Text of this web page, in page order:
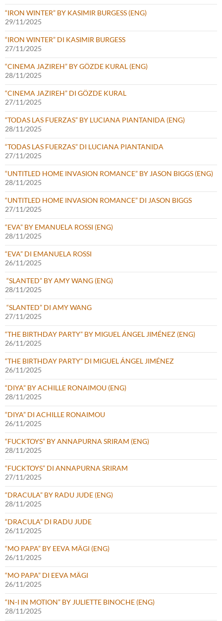
“IRON WINTER” BY KASIMIR BURGESS (ENG)
29/11/2025
“IRON WINTER” DI KASIMIR BURGESS
27/11/2025
“CINEMA JAZIREH” BY GÖZDE KURAL (ENG)
28/11/2025
“CINEMA JAZIREH” DI GÖZDE KURAL
27/11/2025
“TODAS LAS FUERZAS” BY LUCIANA PIANTANIDA (ENG)
28/11/2025
“TODAS LAS FUERZAS” DI LUCIANA PIANTANIDA
27/11/2025
“UNTITLED HOME INVASION ROMANCE” BY JASON BIGGS (ENG)
28/11/2025
“UNTITLED HOME INVASION ROMANCE” DI JASON BIGGS
27/11/2025
“EVA” BY EMANUELA ROSSI (ENG)
28/11/2025
“EVA” DI EMANUELA ROSSI
26/11/2025
“SLANTED” BY AMY WANG (ENG)
28/11/2025
“SLANTED” DI AMY WANG
27/11/2025
“THE BIRTHDAY PARTY” BY MIGUEL ÁNGEL JIMÉNEZ (ENG)
26/11/2025
“THE BIRTHDAY PARTY” DI MIGUEL ÁNGEL JIMÉNEZ
26/11/2025
“DIYA” BY ACHILLE RONAIMOU (ENG)
28/11/2025
“DIYA” DI ACHILLE RONAIMOU
26/11/2025
“FUCKTOYS” BY ANNAPURNA SRIRAM (ENG)
28/11/2025
“FUCKTOYS” DI ANNAPURNA SRIRAM
27/11/2025
“DRACULA” BY RADU JUDE (ENG)
28/11/2025
“DRACULA” DI RADU JUDE
26/11/2025
“MO PAPA” BY EEVA MÄGI (ENG)
26/11/2025
“MO PAPA” DI EEVA MÄGI
26/11/2025
“IN-I IN MOTION” BY JULIETTE BINOCHE (ENG)
28/11/2025